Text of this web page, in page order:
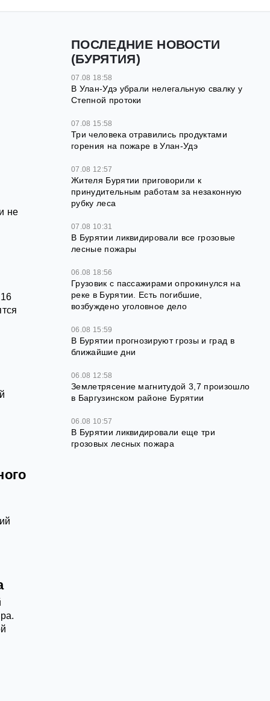
не
ПОСЛЕДНИЕ НОВОСТИ
(БУРЯТИЯ)
07.08 18:58
В Улан-Удэ убрали нелегальную свалку у
Степной протоки
07.08 15:58
Три человека отравились продуктами
горения на пожаре в Улан-Удэ
07.08 12:57
Жителя Бурятии приговорили к
принудительным работам за незаконную
рубку леса
07.08 10:31
В Бурятии ликвидировали все грозовые
лесные пожары
06.08 18:56
Грузовик с пассажирами опрокинулся на
реке в Бурятии. Есть погибшие,
возбуждено уголовное дело
06.08 15:59
В Бурятии прогнозируют грозы и град в
ближайшие дни
06.08 12:58
Землетрясение магнитудой 3,7 произошло
в Баргузинском районе Бурятии
06.08 10:57
В Бурятии ликвидировали еще три
грозовых лесных пожара